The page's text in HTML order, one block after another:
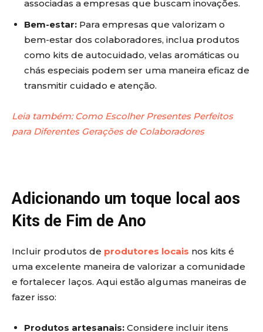
associadas a empresas que buscam inovações.
Bem-estar: Para empresas que valorizam o
bem-estar dos colaboradores, inclua produtos
como kits de autocuidado, velas aromáticas ou
chás especiais podem ser uma maneira eficaz de
transmitir cuidado e atenção.
Leia também: Como Escolher Presentes Perfeitos
para Diferentes Gerações de Colaboradores
Adicionando um toque local aos
Kits de Fim de Ano
Incluir produtos de produtores locais nos kits é
uma excelente maneira de valorizar a comunidade
e fortalecer laços. Aqui estão algumas maneiras de
fazer isso:
Produtos artesanais: Considere incluir itens